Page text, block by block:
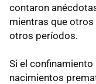
contaron
mientras que
otros períodos.
Si el
nacimientos